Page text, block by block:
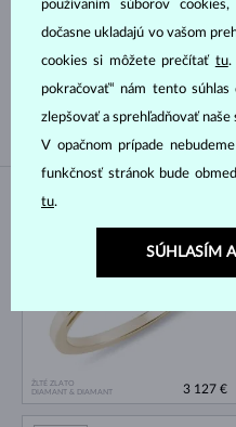
Druh perly
AKOYA
TAHITSKÁ
ŽLTÉ ZLATO
DIAMANT & DIAMANT
3 127 €
používaním súborov
dočasne ukladajú vo vašom
cookies si môžete prečítať tu.
pokračovať“ nám tento
zlepšovať a sprehľadňovať naše
V opačnom prípade
funkčnosť stránok bude
tu.
SÚHLASÍM